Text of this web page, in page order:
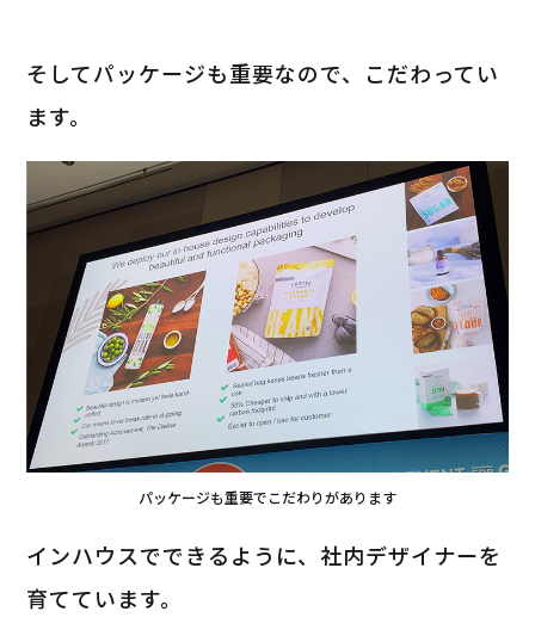
そしてパッケージも重要なので、こだわってい
ます。
パッケージも重要でこだわりがあります
インハウスでできるように、社内デザイナーを
育てています。